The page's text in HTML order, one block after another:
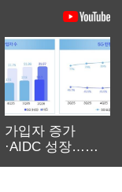
가입자 증가
·AIDC 성장…